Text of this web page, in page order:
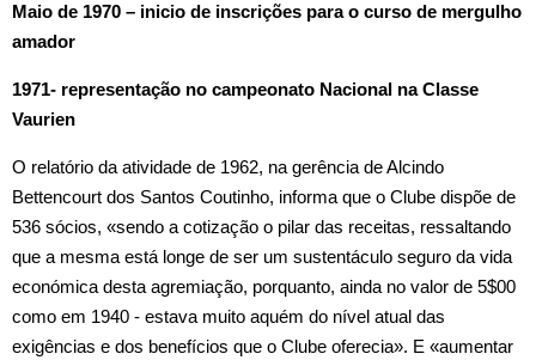
Maio de 1970 – inicio de inscrições para o curso de mergulho
amador
1971- representação no campeonato Nacional na Classe
Vaurien
O relatório da atividade de 1962, na gerência de Alcindo
Bettencourt dos Santos Coutinho, informa que o Clube dispõe de
536 sócios, «sendo a cotização o pilar das receitas, ressaltando
que a mesma está longe de ser um sustentáculo seguro da vida
económica desta agremiação, porquanto, ainda no valor de 5$00
como em 1940 ‑ estava muito aquém do nível atual das
exigências e dos benefícios que o Clube oferecia». E «aumentar